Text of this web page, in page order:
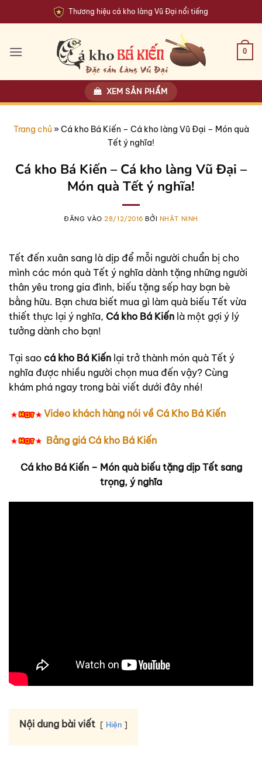
qua
dung
Thương hiệu cá kho làng Vũ Đại nổi tiếng
0
XEM SẢN PHẨM
Trang chủ»Cá kho Bá Kiến – Cá kho làng Vũ Đại – Món quà
Tết ý nghĩa!
Cá kho Bá Kiến – Cá kho làng Vũ Đại –
Món quà Tết ý nghĩa!
ĐĂNG VÀO 28/12/2016 BỞI NHẬT NINH
Tết đến xuân sang là dịp để mỗi người chuẩn bị cho
mình các món quà Tết ý nghĩa dành tặng những người
thân yêu trong gia đình, biếu tặng sếp hay bạn bè
bằng hữu. Bạn chưa biết mua gì làm quà biếu Tết vừa
thiết thực lại ý nghĩa, Cá kho Bá Kiến là một gợi ý lý
tưởng dành cho bạn!
Tại sao cá kho Bá Kiến lại trở thành món quà Tết ý
nghĩa được nhiều người chọn mua đến vậy? Cùng
khám phá ngay trong bài viết dưới đây nhé!
Video khách hàng nói về Cá Kho Bá Kiến
Bảng giá Cá kho Bá Kiến
Cá kho Bá Kiến – Món quà biếu tặng dịp Tết sang
trọng, ý nghĩa
Nội dung bài viết Hiện